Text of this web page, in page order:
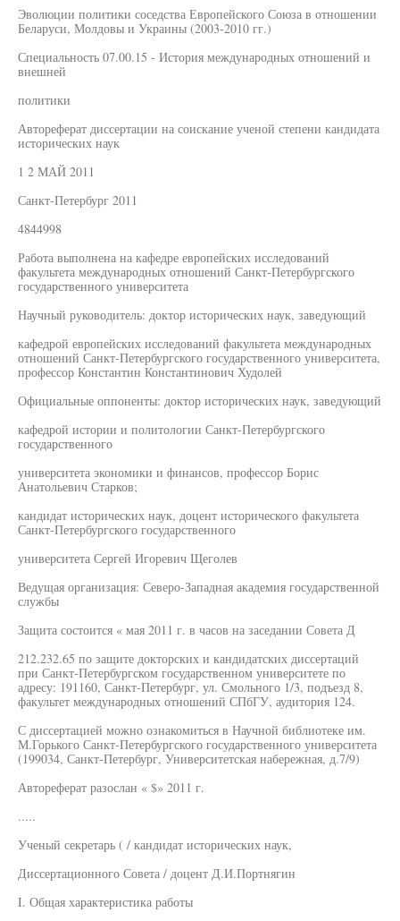
Эволюции политики соседства Европейского Союза в отношении
Беларуси, Молдовы и Украины (2003-2010 гг.)
Специальность 07.00.15 - История международных отношений и
внешней
политики
Автореферат диссертации на соискание ученой степени кандидата
исторических наук
1 2 МАЙ 2011
Санкт-Петербург 2011
4844998
Работа выполнена на кафедре европейских исследований
факультета международных отношений Санкт-Петербургского
государственного университета
Научный руководитель: доктор исторических наук, заведующий
кафедрой европейских исследований факультета международных
отношений Санкт-Петербургского государственного университета,
профессор Константин Константинович Худолей
Официальные оппоненты: доктор исторических наук, заведующий
кафедрой истории и политологии Санкт-Петербургского
государственного
университета экономики и финансов, профессор Борис
Анатольевич Старков;
кандидат исторических наук, доцент исторического факультета
Санкт-Петербургского государственного
университета Сергей Игоревич Щеголев
Ведущая организация: Северо-Западная академия государственной
службы
Защита состоится « мая 2011 г. в часов на заседании Совета Д
212.232.65 по защите докторских и кандидатских диссертаций
при Санкт-Петербургском государственном университете по
адресу: 191160, Санкт-Петербург, ул. Смольного 1/3, подъезд 8,
факультет международных отношений СПбГУ, аудитория 124.
С диссертацией можно ознакомиться в Научной библиотеке им.
М.Горького Санкт-Петербургского государственного университета
(199034, Санкт-Петербург, Университетская набережная, д.7/9)
Автореферат разослан « $» 2011 г.
.....
Ученый секретарь ( / кандидат исторических наук,
Диссертационного Совета / доцент Д.И.Портнягин
I. Общая характеристика работы